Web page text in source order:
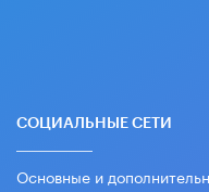
СОЦИАЛЬНЫЕ СЕТИ
Основные и